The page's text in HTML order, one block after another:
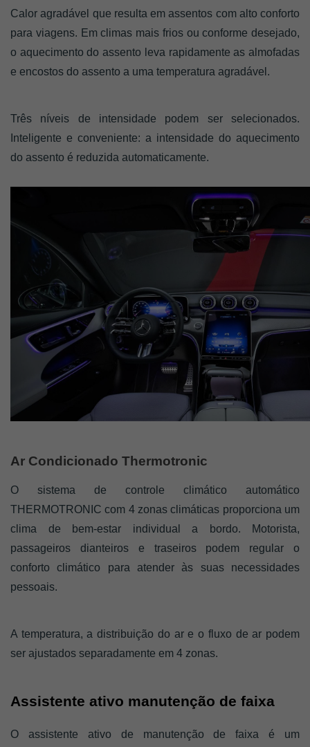
Calor agradável que resulta em assentos com alto conforto
para viagens. Em climas mais frios ou conforme desejado,
o aquecimento do assento leva rapidamente as almofadas
e encostos do assento a uma temperatura agradável.
Três níveis de intensidade podem ser selecionados.
Inteligente e conveniente: a intensidade do aquecimento
do assento é reduzida automaticamente.
Ar Condicionado Thermotronic
O sistema de controle climático automático
THERMOTRONIC com 4 zonas climáticas proporciona um
clima de bem-estar individual a bordo. Motorista,
passageiros dianteiros e traseiros podem regular o
conforto climático para atender às suas necessidades
pessoais.
A temperatura, a distribuição do ar e o fluxo de ar podem
ser ajustados separadamente em 4 zonas.
Assistente ativo manutenção de faixa
O assistente ativo de manutenção de faixa é um